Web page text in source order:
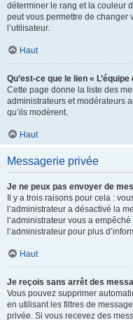
déterminer le rang et la couleur
peut vous permettre de changer
l’utilisateur.
Haut
Qu’est-ce que le lien «
Cette page donne la liste des
administrateurs et modérateurs
qu’ils modèrent.
Haut
Messagerie privée
Je ne peux pas envoyer de
Il y a trois raisons pour cela :
l’administrateur a désactivé la
l’administrateur vous a
l’administrateur pour plus
Haut
Je reçois sans arrêt des
Vous pouvez supprimer
en utilisant les filtres de
privée. Si vous recevez des